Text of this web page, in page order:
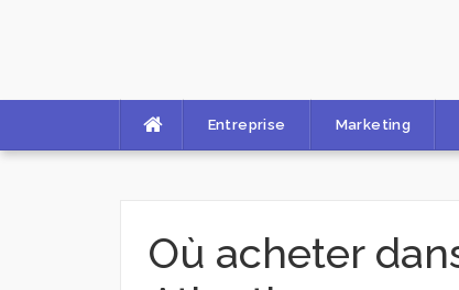
Entreprise Marketing
Où acheter